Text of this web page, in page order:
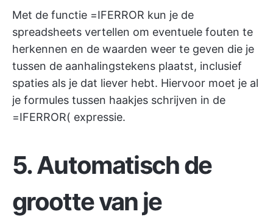
Met de functie =IFERROR kun je de
spreadsheets vertellen om eventuele fouten te
herkennen en de waarden weer te geven die je
tussen de aanhalingstekens plaatst, inclusief
spaties als je dat liever hebt. Hiervoor moet je al
je formules tussen haakjes schrijven in de
=IFERROR( expressie.
5. Automatisch de
grootte van je